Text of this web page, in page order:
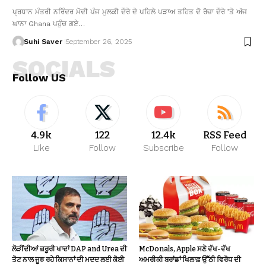
ਪ੍ਰਧਾਨ ਮੰਤਰੀ ਨਰਿੰਦਰ ਮੋਦੀ ਪੰਜ ਮੁਲਕੀ ਦੌਰੇ ਦੇ ਪਹਿਲੇ ਪੜਾਅ ਤਹਿਤ ਦੋ ਰੋਜ਼ਾ ਦੌਰੇ ’ਤੇ ਅੱਜ
ਘਾਨਾ Ghana ਪਹੁੰਚ ਗਏ…
Suhi Saver September 26, 2025
Follow US
SOCIALS
4.9k
Like
122
Follow
12.4k
Subscribe
RSS Feed
Follow
ਲੋੜੀਂਦੀਆਂ ਜ਼ਰੂਰੀ ਖਾਦਾਂ DAP and Urea ਦੀ
ਤੋਟ ਨਾਲ ਜੂਝ ਰਹੇ ਕਿਸਾਨਾਂ ਦੀ ਮਦਦ ਲਈ ਕੋਈ
McDonals, Apple ਸਣੇ ਵੱਖ-ਵੱਖ
ਅਮਰੀਕੀ ਬਰਾਂਡਾਂ ਖਿਲਾਫ਼ ਉੱਠੀ ਵਿਰੋਧ ਦੀ